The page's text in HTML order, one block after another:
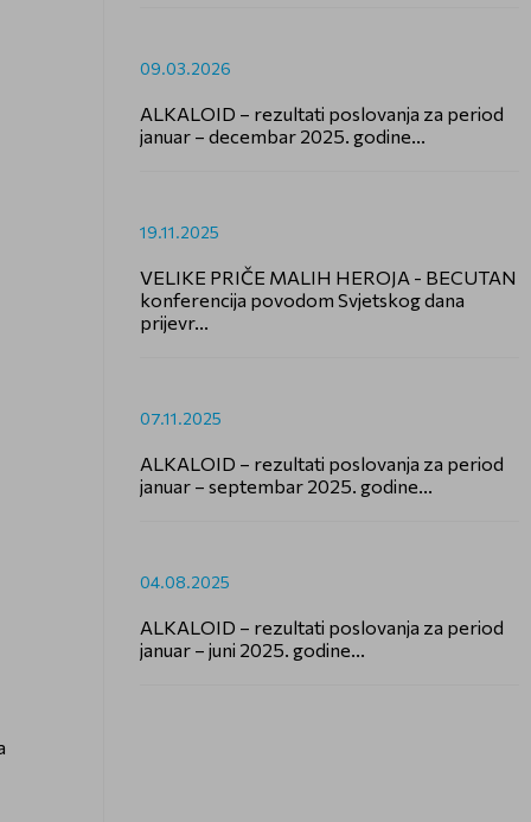
09.03.2026
ALKALOID – rezultati poslovanja za period
januar – decembar 2025. godine...
19.11.2025
VELIKE PRIČE MALIH HEROJA - BECUTAN
konferencija povodom Svjetskog dana
prijevr...
07.11.2025
ALKALOID – rezultati poslovanja za period
januar – septembar 2025. godine...
04.08.2025
ALKALOID – rezultati poslovanja za period
januar – juni 2025. godine...